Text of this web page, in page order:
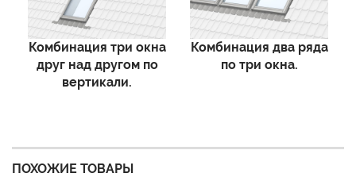
Комбинация три окна
друг над другом по
вертикали.
Комбинация два ряда
по три окна.
ПОХОЖИЕ ТОВАРЫ